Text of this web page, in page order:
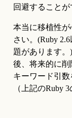
回避することが
本当に移植性が
さい。(Ruby
題があります。
後、将来的に削
キーワード引
（上記のRuby